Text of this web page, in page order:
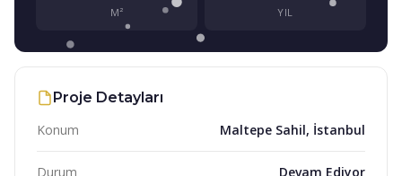
M² YIL
Proje Detayları
Konum
Maltepe Sahil, İstanbul
Durum Devam Ediyor